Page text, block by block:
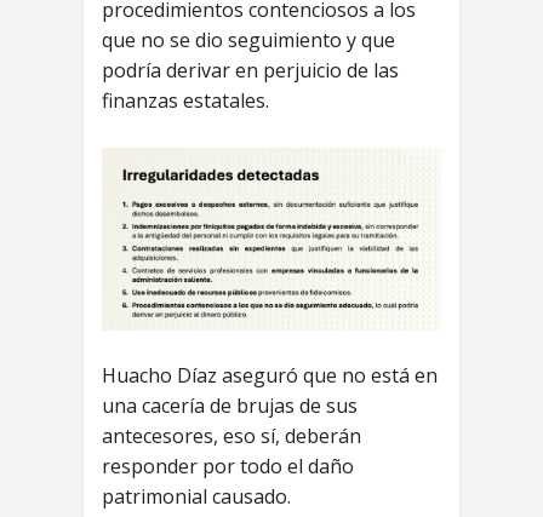
procedimientos contenciosos a los
que no se dio seguimiento y que
podría derivar en perjuicio de las
finanzas estatales.
Huacho Díaz aseguró que no está en
una cacería de brujas de sus
antecesores, eso sí, deberán
responder por todo el daño
patrimonial causado.